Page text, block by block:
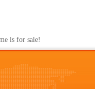
is for sale!